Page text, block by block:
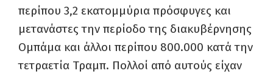
περίπου 3,2 εκατομμύρια πρόσφυγες και
μετανάστες την περίοδο της διακυβέρνησης
Ομπάμα και άλλοι περίπου 800.000 κατά την
τετραετία Τραμπ. Πολλοί από αυτούς είχαν